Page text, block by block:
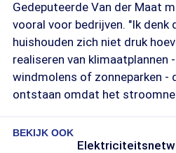
Gedeputeerde Van der Maat
vooral voor bedrijven. "Ik denk
huishouden zich niet druk
realiseren van klimaatplannen
windmolens of zonneparken -
ontstaan omdat het
BEKIJK OOK